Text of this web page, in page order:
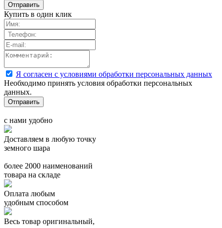
Купить в один клик
Я согласен с условиями обработки персональных данных
Необходимо принять условия обработки персональных
данных.
с нами удобно
Доставляем в любую точку
земного шара
более 2000 наименований
товара на складе
Оплата любым
удобным способом
Весь товар оригинальный,